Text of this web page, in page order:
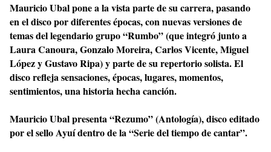
Mauricio Ubal pone a la vista parte de su carrera, pasando
en el disco por diferentes épocas, con nuevas versiones de
temas del legendario grupo “Rumbo” (que integró junto a
Laura Canoura, Gonzalo Moreira, Carlos Vicente, Miguel
López y Gustavo Ripa) y parte de su repertorio solista. El
disco refleja sensaciones, épocas, lugares, momentos,
sentimientos, una historia hecha canción.
Mauricio Ubal presenta “Rezumo” (Antología), disco editado
por el sello Ayuí dentro de la “Serie del tiempo de cantar”.